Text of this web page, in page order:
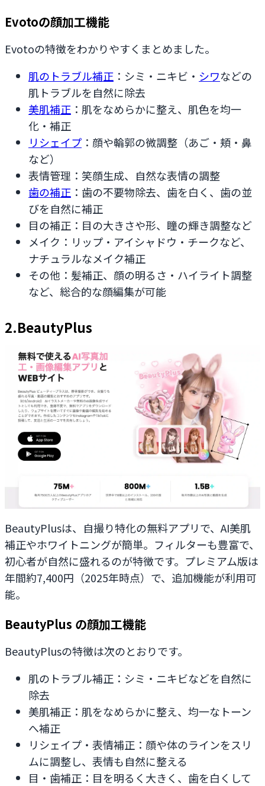
Evotoの顔加工機能
Evotoの特徴をわかりやすくまとめました。
肌のトラブル補正 ：シミ・ニキビ・ シワなどの
肌トラブルを自然に除去
美肌補正 ：肌をなめらかに整え、肌色を均一
化・補正
リシェイプ ：顔や輪郭の微調整（あご・頬・鼻
など）
表情管理：笑顔生成、自然な表情の調整
歯の補正 ：歯の不要物除去、歯を白く、歯の並
びを自然に補正
目の補正：目の大きさや形、瞳の輝き調整など
メイク：リップ・アイシャドウ・チークなど、
ナチュラルなメイク補正
その他：髪補正、顔の明るさ・ハイライト調整
など、総合的な顔編集が可能
2.BeautyPlus
BeautyPlusは、自撮り特化の無料アプリで、AI美肌
補正やホワイトニングが簡単。フィルターも豊富で、
初心者が自然に盛れるのが特徴です。プレミアム版は
年間約7,400円（2025年時点）で、追加機能が利用可
能。
BeautyPlus の顔加工機能
BeautyPlusの特徴は次のとおりです。
肌のトラブル補正：シミ・ニキビなどを自然に
除去
美肌補正：肌をなめらかに整え、均一なトーン
へ補正
リシェイプ・表情補正：顔や体のラインをスリ
ムに調整し、表情も自然に整える
目・歯補正：目を明るく大きく、歯を白くして